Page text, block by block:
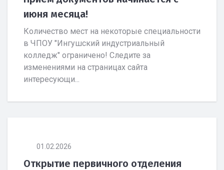
июня месяца!
Количество мест на некоторые специальности
в ЧПОУ "Ингушский индустриальный
колледж" ограничено! Следите за
изменениями на страницах сайта
интересующи...
01.02.2026
Открытие первичного отделения